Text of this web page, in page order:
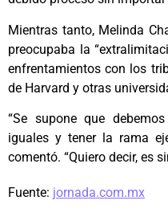
Mientras tanto, Melinda
preocupaba la
enfrentamientos con los
de Harvard y otras
“Se supone que
iguales y tener la rama
comentó. “Quiero decir, es
Fuente: jornada.com.mx